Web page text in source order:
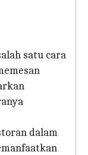
satu cara
dalam